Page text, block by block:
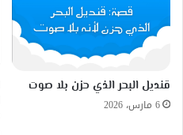
قنديل البحر الذي حزن بلا صوت
6 مارس، 2026